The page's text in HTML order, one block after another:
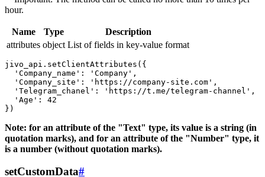
hour.
Name Type
Description
attributes object List of fields in key-value format
jivo_api.setClientAttributes({
  'Company_name': 'Company',
  'Company_site': 'https://company-site.com',
  'Telegram_chanel': 'https://t.me/telegram-channel',
  'Age': 42
Note: for an attribute of the "Text" type, its value is a string (in
quotation marks), and for an attribute of the "Number" type, it
is a number (without quotation marks).
setCustomData#